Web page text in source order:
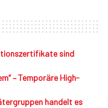
sind
– Temporäre High-
handelt es